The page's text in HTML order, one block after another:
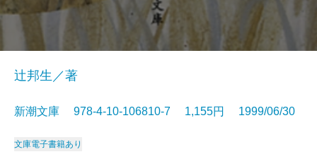
辻邦生／著
新潮文庫 978-4-10-106810-7 1,155円 1999/06/30
文庫電子書籍あり